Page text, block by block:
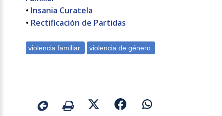
• Insania Curatela
• Rectificación de Partidas